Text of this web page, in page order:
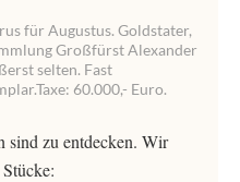
für Augustus. Goldstater,
Großfürst Alexander
selten. Fast
60.000,- Euro.
sind zu entdecken. Wir